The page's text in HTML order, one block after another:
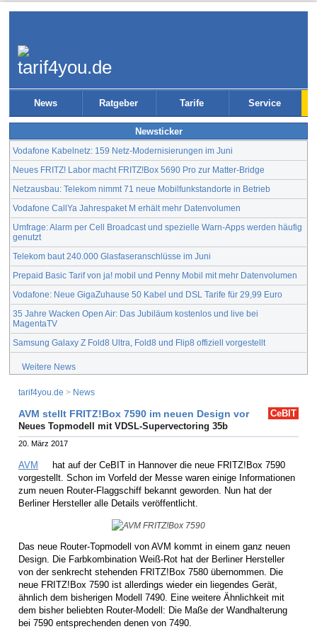
News Ratgeber Tarife Service
Newsticker
Vodafone Kabelnetz: 159 Netz-Modernisierungen im Juni
Neues FRITZ! Labor macht FRITZ!Box 5690 Pro zur Matter-Bridge
Netzausbau: Telekom nimmt 71 neue Mobilfunkstandorte in Betrieb
Vodafone CallYa Jahrespaket M erhält mehr Datenvolumen
Umfrage: Alarm per Cell Broadcast und spezielle Warn-Apps werden häufig
genutzt
Telekom baut 240.000 Glasfaseranschlüsse im Juni
Prepaid Basic Tarif von ja! mobil und Penny Mobil mit mehr Datenvolumen
Vodafone: Neue GigaZuhause 50 Kabel und DSL Tarife für 29,99 Euro
35 Jahre Wacken Open Air: Das Jubiläum kostenlos und live bei
MagentaTV
Samsung Galaxy Z Fold8 Ultra, Fold8 und Flip8 offiziell vorgestellt
Weitere News
tarif4you.de > News
CeBIT
AVM stellt FRITZ!Box 7590 im neuen Design vor
Neues Topmodell mit VDSL-Supervectoring 35b
20. März 2017
AVM
hat auf der CeBIT in Hannover die neue FRITZ!Box 7590
vorgestellt. Schon im Vorfeld der Messe waren einige Informationen
zum neuen Router-Flaggschiff bekannt geworden. Nun hat der
Berliner Hersteller alle Details veröffentlicht.
Das neue Router-Topmodell von AVM kommt in einem ganz neuen
Design. Die Farbkombination Weiß-Rot hat der Berliner Hersteller
von der senkrecht stehenden FRITZ!Box 7580 übernommen. Die
neue FRITZ!Box 7590 ist allerdings wieder ein liegendes Gerät,
ähnlich dem bisherigen Modell 7490. Eine weitere Ähnlichkeit mit
dem bisher beliebten Router-Modell: Die Maße der Wandhalterung
bei 7590 entsprechenden denen von 7490.